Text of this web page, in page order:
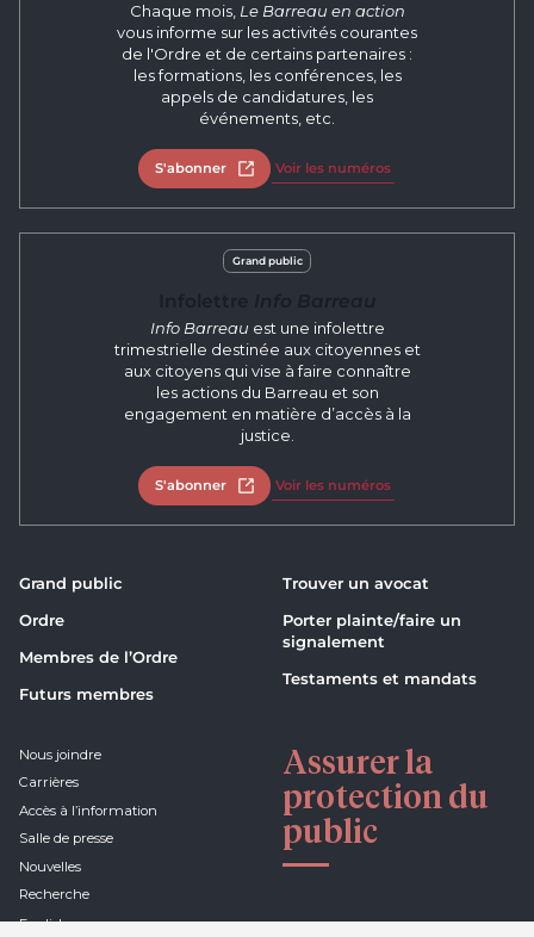
Chaque mois, Le Barreau en action
vous informe sur les activités courantes
de l'Ordre et de certains partenaires :
les formations, les conférences, les
appels de candidatures, les
événements, etc.
S'abonner Ouvrir dans un nouvel onglet
Voir les numéros
Grand public
Info Barreau est une infolettre
trimestrielle destinée aux citoyennes et
aux citoyens qui vise à faire connaître
les actions du Barreau et son
engagement en matière d’accès à la
justice.
S'abonner Ouvrir dans un nouvel onglet
Voir les numéros
Grand public
Ordre
Membres de l’Ordre
Futurs membres
Trouver un avocat
Porter plainte/faire un
signalement
Testaments et mandats
Nous joindre
Carrières
Accès à l’information
Salle de presse
Nouvelles
Recherche
English
Assurer la
protection du
public